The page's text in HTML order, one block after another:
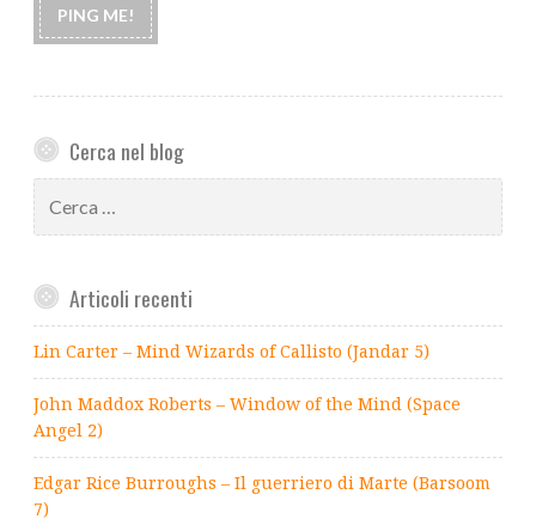
Cerca nel blog
per:
Articoli recenti
Lin Carter – Mind Wizards of Callisto (Jandar 5)
John Maddox Roberts – Window of the Mind (Space
Angel 2)
Edgar Rice Burroughs – Il guerriero di Marte (Barsoom
7)